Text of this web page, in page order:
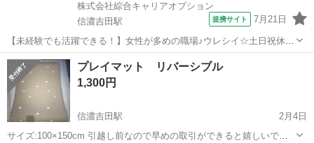
株式会社綜合キャリアオプション
信濃吉田駅
提携サイト 7月21日
【未経験でも活躍できる！】女性が多めの職場♪ウレシイ☆土日祝休♪
組立・加工・食品製造など 【業務内容詳細】 ケーブルの配線、半田付
け、圧着作業等その他付随する業務図面を見て、ケーブルが正しい位
置に接続されているか、電機...
長野 長野市 信濃吉田駅 その他
プレイマット リバーシブル
1,300円
信濃吉田駅
2月4日
サイズ:100×150cm 引越し前なので早めの取引ができると嬉しいです